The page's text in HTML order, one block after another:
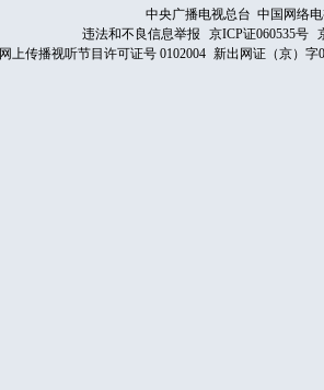
中央广播电视总台 中国网络
违法和不良信息举报
京ICP证060535号
网上传播视听节目许可证号 0102004 新出网证（京）